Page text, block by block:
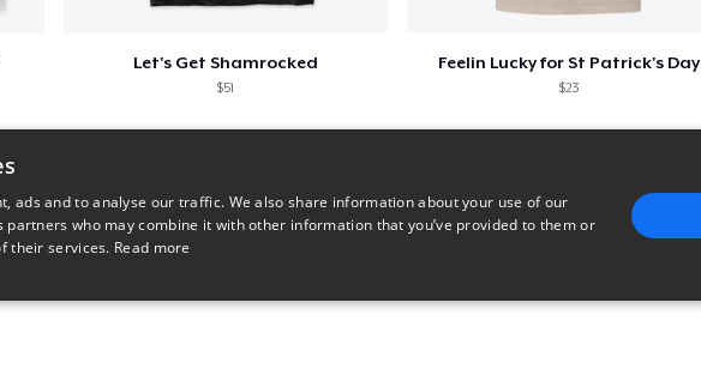
Let's Get Shamrocked
$51
Feelin Lucky for St Patrick's Day
$23
ads and to analyse our traffic. We also share information about your use of our
who may combine it with other information that you’ve provided to them or
their services. Read more